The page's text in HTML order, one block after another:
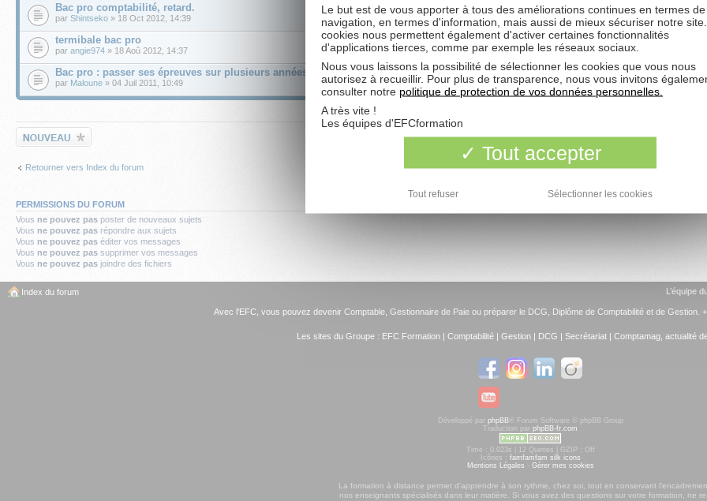
Bac pro comptabilité, retard.
par Shintseko » 18 Oct 2012, 14:39 1 10346
termibale bac pro
par angie974 » 18 Aoû 2012, 14:37 4
Bac pro : passer ses épreuves sur plusieurs années
par Maloune » 04 Juil 2011, 10:49 2 6546
Afficher les sujets postés depuis:
Écrire un nouveau
sujet
Retourner vers Index du forum
PERMISSIONS DU FORUM
Vous ne pouvez pas poster de nouveaux sujets
Vous ne pouvez pas répondre aux sujets
Vous ne pouvez pas éditer vos messages
Vous ne pouvez pas supprimer vos messages
Vous ne pouvez pas joindre des fichiers
Index du forum L’équipe
Avec l'EFC, vous pouvez devenir Comptable, Gestionnaire de Paieou préparer le DCG, Diplôme de Comptabilité et de Gestion.
Les sites du Groupe : EFC Formation| Comptabilité| Gestion| DCG | Secrétariat| Comptamag, actualité
Développé par phpBB® Forum Software © phpBB Group
Traduction par phpBB-fr.com
Time : 0.023s | 12 Queries | GZIP : Off
Icônes : famfamfam silk icons
Mentions Légales - Gérer mes cookies
La formation à distance permet d’apprendre à son rythme, chez soi, tout en conservant
nos enseignants spécialisés dans leur matière. Si vous avez des questions sur votre formation, ne
Le but est de vous apporter à tous des améliorations continues en termes de
navigation, en termes d'information, mais aussi de mieux sécuriser notre
cookies nous permettent également d'activer certaines fonctionnalités
d'applications tierces, comme par exemple les réseaux sociaux.
Nous vous laissons la possibilité de sélectionner les cookies que vous nous
autorisez à recueillir. Pour plus de transparence, nous vous invitons
consulter notre politique de protection de vos données personnelles.
A très vite !
Les équipes d'EFCformation
Tout accepter
Tout refuser Sélectionner les cookies